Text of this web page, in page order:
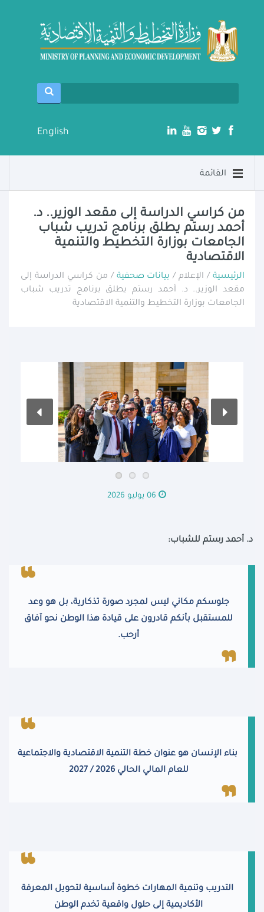
English
القائمة
من كراسي الدراسة إلى مقعد الوزير.. د.
أحمد رستم يطلق برنامج تدريب شباب
الجامعات بوزارة التخطيط والتنمية
الاقتصادية
الرئيسية/ الإعلام / بيانات صحفية / من كراسي الدراسة إلى
مقعد الوزير.. د. أحمد رستم يطلق برنامج تدريب شباب
الجامعات بوزارة التخطيط والتنمية الاقتصادية
06 يوليو 2026
د. أحمد رستم للشباب:
جلوسكم مكاني ليس لمجرد صورة تذكارية، بل هو وعد
للمستقبل بأنكم قادرون على قيادة هذا الوطن نحو آفاق
أرحب.
بناء الإنسان هو عنوان خطة التنمية الاقتصادية والاجتماعية
للعام المالي الحالي 2026 / 2027
التدريب وتنمية المهارات خطوة أساسية لتحويل المعرفة
الأكاديمية إلى حلول واقعية تخدم الوطن